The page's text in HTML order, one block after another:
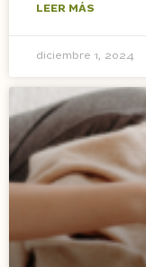
LEER MÁS
diciembre 1, 2024